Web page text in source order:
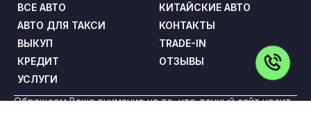
ВСЕ АВТО
КИТАЙСКИЕ АВТО
АВТО ДЛЯ ТАКСИ
КОНТАКТЫ
ВЫКУП
TRADE-IN
КРЕДИТ
ОТЗЫВЫ
УСЛУГИ
Обращаем Ваше внимание на то, что данный сайт носит